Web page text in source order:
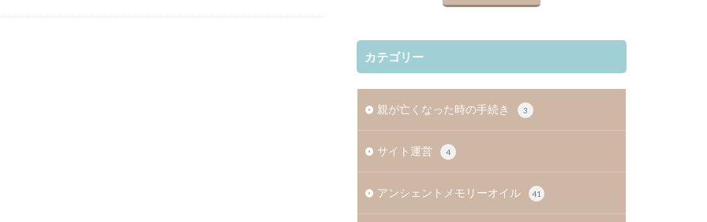
カテゴリー
親が亡くなった時の手続き 3
サイト運営 4
アンシェントメモリーオイル 41